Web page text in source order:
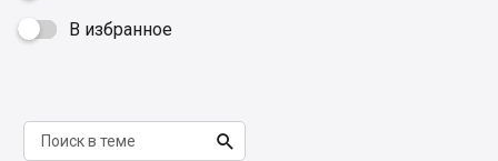
 В избранное
